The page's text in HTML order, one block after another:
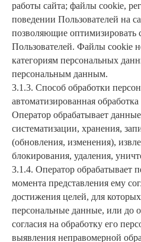
работы сайта; файлы cookie,
поведении Пользователей на
позволяющие оптимизировать
Пользователей. Файлы cookie
категориям персональных
персональным данным.
3.1.3. Способ обработки
автоматизированная
Оператор обрабатывает
систематизации, хранения,
(обновления, изменения),
блокирования, удаления,
3.1.4. Оператор обрабатывает
момента представления ему
достижения целей, для
персональные данные, или до
согласия на обработку его
выявления неправомерной